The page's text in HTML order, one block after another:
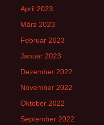
April 2023
März 2023
Februar 2023
Januar 2023
Dezember 2022
November 2022
Oktober 2022
September 2022